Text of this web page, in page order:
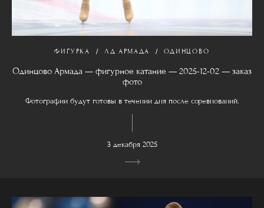
ФИГУРКА ЛД АРМАДА ОДИНЦОВО
Одинцово Армада — фигурное катание — 2025-12-02 — заказ
фото
Фотографии будут готовы в течении дня после соревнований.
3 декабря 2025